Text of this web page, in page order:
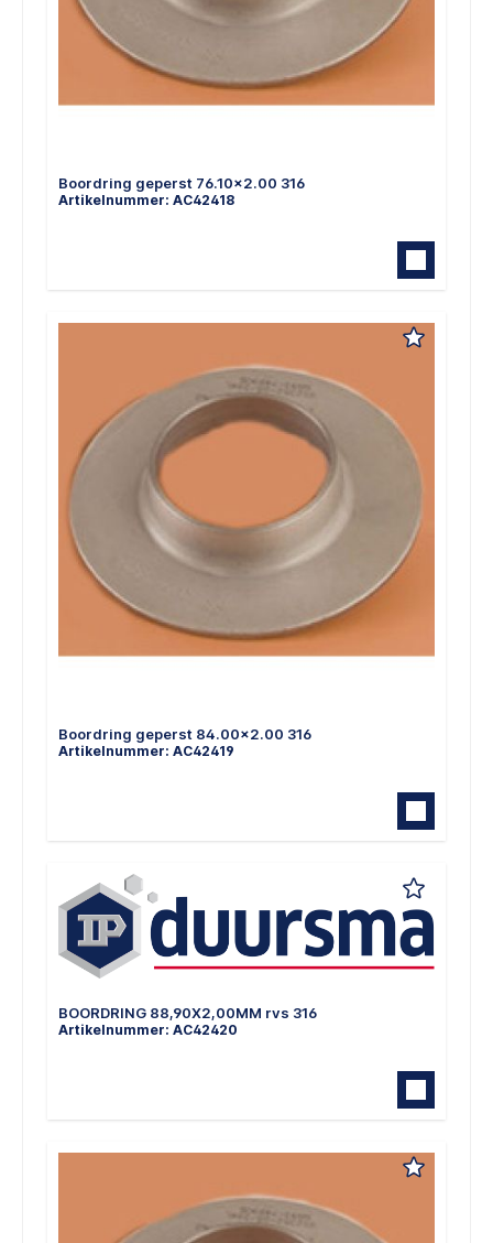
Boordring geperst 76.10x2.00 316
Artikelnummer: AC42418
Boordring geperst 84.00x2.00 316
Artikelnummer: AC42419
BOORDRING 88,90X2,00MM rvs 316
Artikelnummer: AC42420